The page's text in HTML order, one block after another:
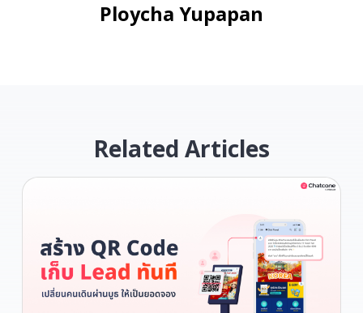
Ploycha Yupapan
Related Articles